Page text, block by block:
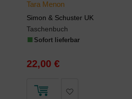
Tara Menon
Simon & Schuster UK
Taschenbuch
Sofort lieferbar
22,00 €